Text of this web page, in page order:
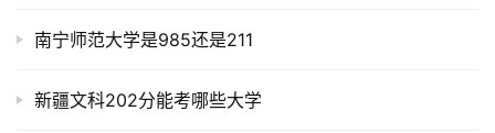
南宁师范大学是985还是211
新疆文科202分能考哪些大学